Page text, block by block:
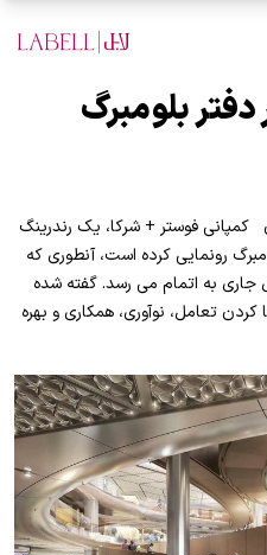
بلومبرگ
کمپانی فوستر + شرکا، یک رندرینگ
رونمایی کرده است، آنطوری که
جاری به اتمام می رسد. گفته شده
تعامل، نوآوری، همکاری و بهره